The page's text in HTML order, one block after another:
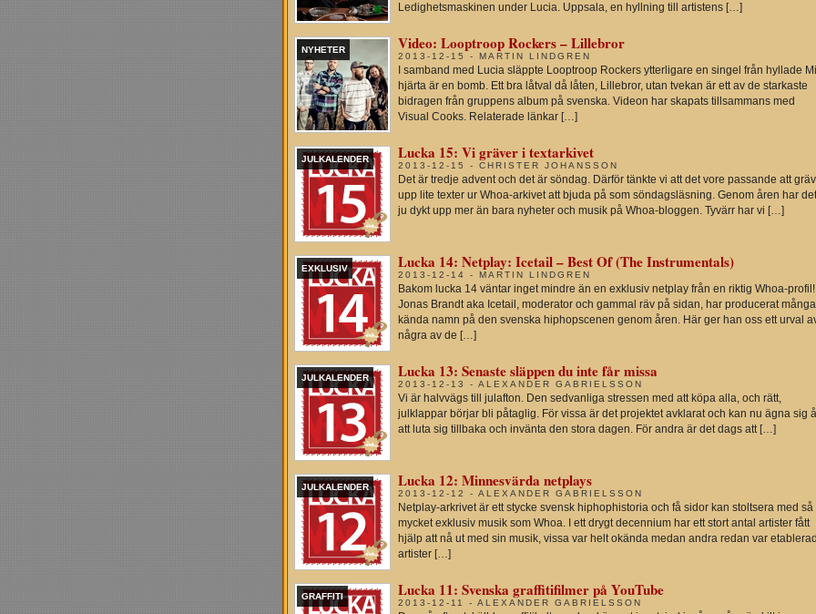
Ledighetsmaskinen under Lucia. Uppsala, en hyllning till artistens […]
NYHETER Video: Looptroop Rockers – Lillebror
2013-12-15 - MARTIN LINDGREN
I samband med Lucia släppte Looptroop Rockers ytterligare en singel från hyllade
hjärta är en bomb. Ett bra låtval då låten, Lillebror, utan tvekan är ett av de starkaste
bidragen från gruppens album på svenska. Videon har skapats tillsammans med
Visual Cooks. Relaterade länkar […]
JULKALENDER Lucka 15: Vi gräver i textarkivet
2013-12-15 - CHRISTER JOHANSSON
Det är tredje advent och det är söndag. Därför tänkte vi att det vore passande att
upp lite texter ur Whoa-arkivet att bjuda på som söndagsläsning. Genom åren har det
ju dykt upp mer än bara nyheter och musik på Whoa-bloggen. Tyvärr har vi […]
EXKLUSIV Lucka 14: Netplay: Icetail – Best Of (The Instrumentals)
2013-12-14 - MARTIN LINDGREN
Bakom lucka 14 väntar inget mindre än en exklusiv netplay från en riktig Whoa-profil!
Jonas Brandt aka Icetail, moderator och gammal räv på sidan, har producerat många
kända namn på den svenska hiphopscenen genom åren. Här ger han oss ett urval
några av de […]
JULKALENDER Lucka 13: Senaste släppen du inte får missa
2013-12-13 - ALEXANDER GABRIELSSON
Vi är halvvägs till julafton. Den sedvanliga stressen med att köpa alla, och rätt,
julklappar börjar bli påtaglig. För vissa är det projektet avklarat och kan nu ägna sig
att luta sig tillbaka och invänta den stora dagen. För andra är det dags att […]
JULKALENDER Lucka 12: Minnesvärda netplays
2013-12-12 - ALEXANDER GABRIELSSON
Netplay-arkrivet är ett stycke svensk hiphophistoria och få sidor kan stoltsera med så
mycket exklusiv musik som Whoa. I ett drygt decennium har ett stort antal artister fått
hjälp att nå ut med sin musik, vissa var helt okända medan andra redan var
artister […]
GRAFFITI Lucka 11: Svenska graffitifilmer på YouTube
2013-12-11 - ALEXANDER GABRIELSSON